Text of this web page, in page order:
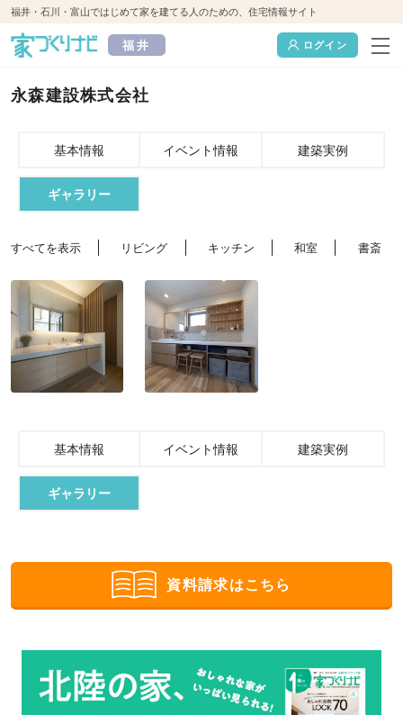
福井・石川・富山ではじめて家を建てる人のための、住宅情報サイト
福井 ログイン
永森建設株式会社
基本情報 イベント情報 建築実例
ギャラリー
すべてを表示 リビング キッチン 和室 書斎
基本情報 イベント情報 建築実例
ギャラリー
資料請求はこちら